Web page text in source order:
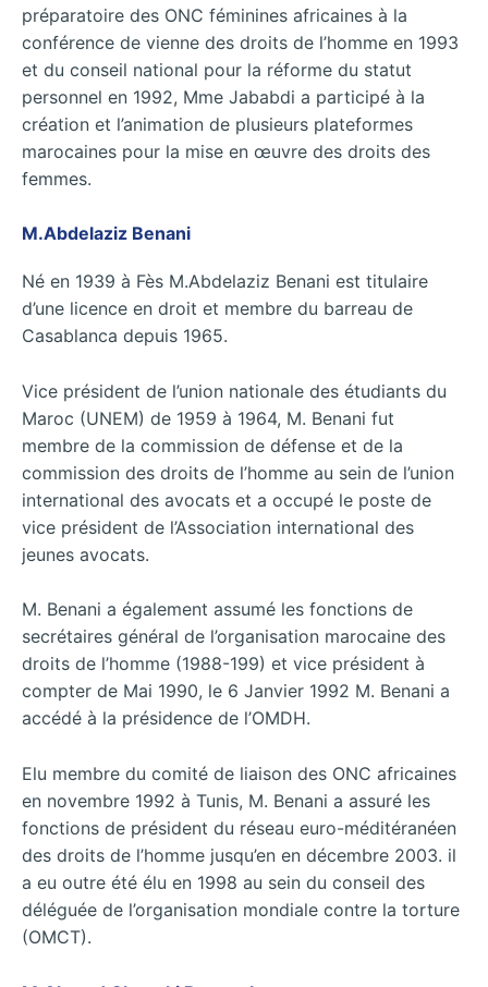
préparatoire des ONC féminines africaines à la
conférence de vienne des droits de l’homme en 1993
et du conseil national pour la réforme du statut
personnel en 1992, Mme Jababdi a participé à la
création et l’animation de plusieurs plateformes
marocaines pour la mise en œuvre des droits des
femmes.
M.Abdelaziz Benani
Né en 1939 à Fès M.Abdelaziz Benani est titulaire
d’une licence en droit et membre du barreau de
Casablanca depuis 1965.
Vice président de l’union nationale des étudiants du
Maroc (UNEM) de 1959 à 1964, M. Benani fut
membre de la commission de défense et de la
commission des droits de l’homme au sein de l’union
international des avocats et a occupé le poste de
vice président de l’Association international des
jeunes avocats.
M. Benani a également assumé les fonctions de
secrétaires général de l’organisation marocaine des
droits de l’homme (1988-199) et vice président à
compter de Mai 1990, le 6 Janvier 1992 M. Benani a
accédé à la présidence de l’OMDH.
Elu membre du comité de liaison des ONC africaines
en novembre 1992 à Tunis, M. Benani a assuré les
fonctions de président du réseau euro-méditéranéen
des droits de l’homme jusqu’en en décembre 2003. il
a eu outre été élu en 1998 au sein du conseil des
déléguée de l’organisation mondiale contre la torture
(OMCT).